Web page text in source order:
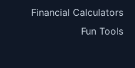
Financial Calculators
Fun Tools